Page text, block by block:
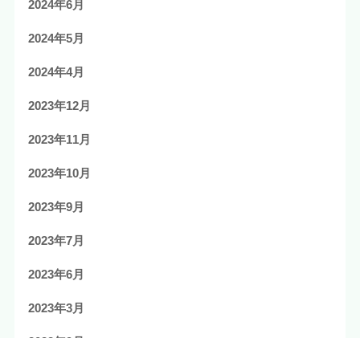
2024年6月
2024年5月
2024年4月
2023年12月
2023年11月
2023年10月
2023年9月
2023年7月
2023年6月
2023年3月